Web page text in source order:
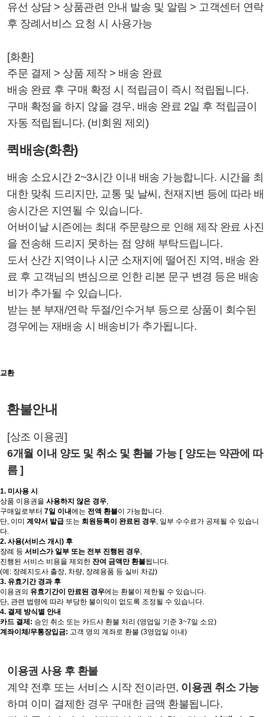
유선 상담 > 상품관련 안내 발송 및 알림 > 고객센터 연락
후 장례서비스 요청 시 사용가능
[화환]
주문 결제 > 상품 제작 > 배송 완료
배송 완료 후 구매 확정 시 적립금이 즉시 적립됩니다.
구매 확정을 하지 않을 경우, 배송 완료 2일 후 적립금이
자동 적립됩니다. (비회원 제외)
퀵배송(화환)
배송 소요시간 2~3시간 이내 배송 가능합니다. 시간을 최
대한 맞춰 드리지만, 교통 및 날씨, 천재지변 등에 따라 배
송시간은 지연될 수 있습니다.
어버이날 시즌에는 최대 주문량으로 인해 제작 완료 사진
을 전송해 드리지 못하는 점 양해 부탁드립니다.
도서 산간 지역이나 시군 소재지에 떨어진 지역, 배송 완
료 후 고객님의 변심으로 인한 리본 문구 변경 등은 배송
비가 추가될 수 있습니다.
받는 분 부재/연락 두절/인수거부 등으로 상품이 회수된
경우에는 재배송 시 배송비가 추가됩니다.
교환
환불안내
[상조 이용권]
6개월 이내 양도 및 취소 및 환불 가능 [ 양도는 약관에 따
름 ]
1. 미사용 시
상품 이용권을 사용하지 않은 경우
구매일로부터 7일 이내에는 전액 환불이 가능합니다.
단, 이미 계약서 발급 또는 회원등록이 완료된 경우 , 일부 수수료가 공제될 수 있습니
다.
2. 사용(서비스 개시) 후
장례 등 서비스가 일부 또는 전부 진행된 경우
진행된 서비스 비용을 제외한 잔여 금액만 환불됩니다.
(예: 장례지도사 출장, 차량, 장례용품 등 실비 차감)
3. 유효기간 경과 후
이용권의 유효기간이 만료된 경우에는 환불이 제한될 수 있습니다.
단, 관련 법령에 따라 부당한 불이익이 없도록 조정될 수 있습니다.
4. 결제 방식별 안내
카드 결제: 승인 취소 또는 카드사 환불 처리 (영업일 기준 3~7일 소요)
계좌이체/무통장입금: 고객 명의 계좌로 환불 (3영업일 이내)
이용권 사용 후 환불
계약 전후 또는 서비스 시작 전이라면, 이용권 취소 가능
하며 이미 결제한 경우 구매한 금액 환불됩니다.